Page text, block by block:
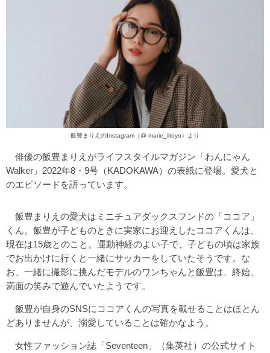
飯豊まりえのInstagram（@ marie_iitoyo）より
俳優の飯豊まりえがライフスタイルマガジン「わんにゃん
Walker」2022年8・9号（KADOKAWA）の表紙に登場。愛犬と
のエピソードを語っています。
飯豊まりえの愛犬はミニチュアダックスフンドの「ココア」
くん。飯豊が子どものときに実家にお迎えしたココアくんは、
現在は15歳とのこと。運動神経のよい子で、子どもの頃は家族
でお出かけに行くと一緒にサッカーをしていたそうです。な
お、一緒に撮影に挑んだモデルのワンちゃんと飯豊は、終始、
満面の笑みで遊んでいたようです。
飯豊が自身のSNSにココアくんの写真を載せることはほとん
どありませんが、溺愛していることは確かなよう。
女性ファッション誌「Seventeen」（集英社）の公式サイト